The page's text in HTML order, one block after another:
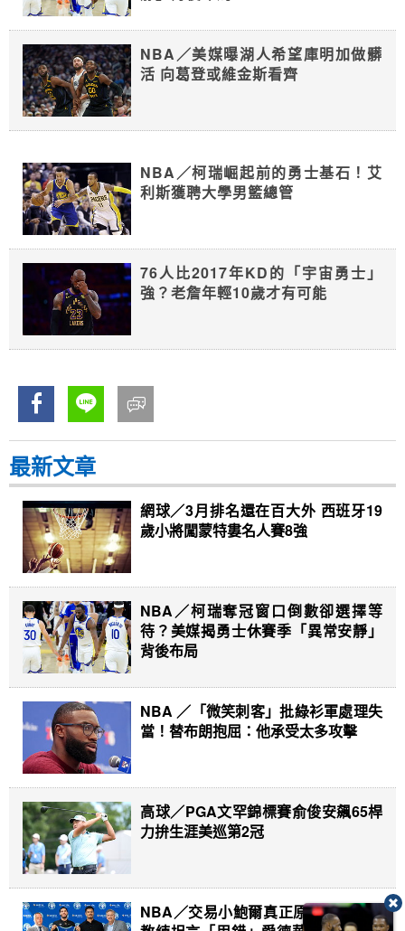
NBA／美媒曝湖人希望庫明加做髒
活 向葛登或維金斯看齊
NBA／柯瑞崛起前的勇士基石！艾
利斯獲聘大學男籃總管
76人比2017年KD的「宇宙勇士」
強？老詹年輕10歲才有可能
最新文章
網球／3月排名還在百大外 西班牙19
歲小將闖蒙特婁名人賽8強
NBA／柯瑞奪冠窗口倒數卻選擇等
待？美媒揭勇士休賽季「異常安靜」
背後布局
NBA ／「微笑刺客」批綠衫軍處理失
當！替布朗抱屈：他承受太多攻擊
高球／PGA文罕錦標賽俞俊安飆65桿
力拚生涯美巡第2冠
NBA／交易小鮑爾真正原因曝光！總